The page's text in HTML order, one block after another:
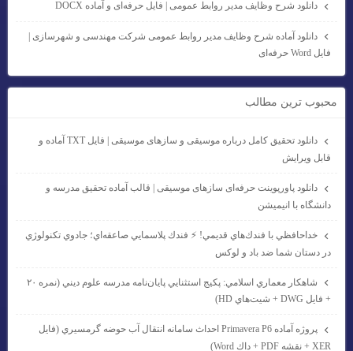
دانلود شرح وظایف مدیر روابط عمومی | فایل حرفه‌ای و آماده DOCX
دانلود آماده شرح وظایف مدیر روابط عمومی شرکت مهندسی و شهرسازی |
فایل Word حرفه‌ای
محبوب ترين مطالب
دانلود تحقیق کامل درباره موسیقی و سازهای موسیقی | فایل TXT آماده و
قابل ویرایش
دانلود پاورپوینت حرفه‌ای سازهای موسیقی | قالب آماده تحقیق مدرسه و
دانشگاه با انیمیشن
خداحافظي با فندك‌هاي قديمي! ⚡ فندك پلاسمايي صاعقه‌اي؛ جادوي تكنولوژي
در دستان شما ضد باد و لوكس
شاهكار معماري اسلامي: پكيج استثنايي پايان‌نامه مدرسه علوم ديني (نمره ۲۰
+ فايل DWG + شيت‌هاي HD)
پروژه آماده Primavera P6 احداث سامانه انتقال آب حوضه گرمسيري (فايل
XER + نقشه PDF + داك Word)